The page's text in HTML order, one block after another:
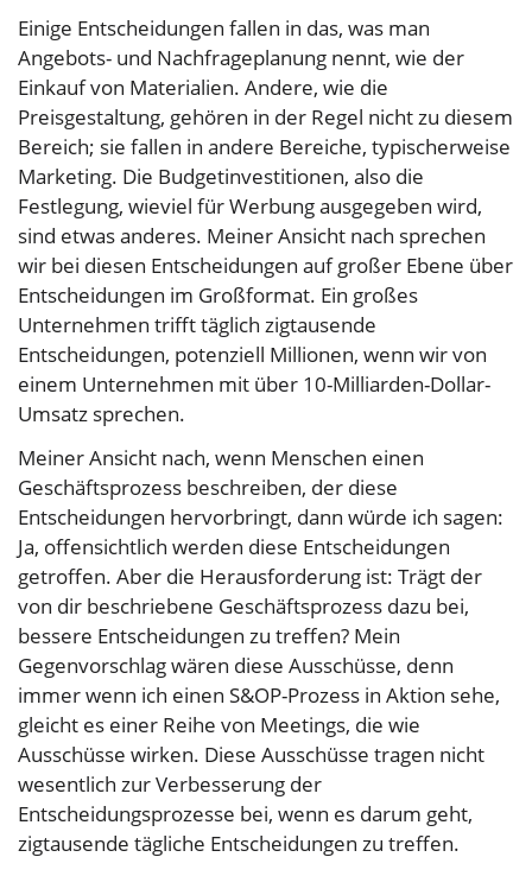
Einige Entscheidungen fallen in das, was man
Angebots- und Nachfrageplanung nennt, wie der
Einkauf von Materialien. Andere, wie die
Preisgestaltung, gehören in der Regel nicht zu diesem
Bereich; sie fallen in andere Bereiche, typischerweise
Marketing. Die Budgetinvestitionen, also die
Festlegung, wieviel für Werbung ausgegeben wird,
sind etwas anderes. Meiner Ansicht nach sprechen
wir bei diesen Entscheidungen auf großer Ebene über
Entscheidungen im Großformat. Ein großes
Unternehmen trifft täglich zigtausende
Entscheidungen, potenziell Millionen, wenn wir von
einem Unternehmen mit über 10-Milliarden-Dollar-
Umsatz sprechen.
Meiner Ansicht nach, wenn Menschen einen
Geschäftsprozess beschreiben, der diese
Entscheidungen hervorbringt, dann würde ich sagen:
Ja, offensichtlich werden diese Entscheidungen
getroffen. Aber die Herausforderung ist: Trägt der
von dir beschriebene Geschäftsprozess dazu bei,
bessere Entscheidungen zu treffen? Mein
Gegenvorschlag wären diese Ausschüsse, denn
immer wenn ich einen S&OP-Prozess in Aktion sehe,
gleicht es einer Reihe von Meetings, die wie
Ausschüsse wirken. Diese Ausschüsse tragen nicht
wesentlich zur Verbesserung der
Entscheidungsprozesse bei, wenn es darum geht,
zigtausende tägliche Entscheidungen zu treffen.